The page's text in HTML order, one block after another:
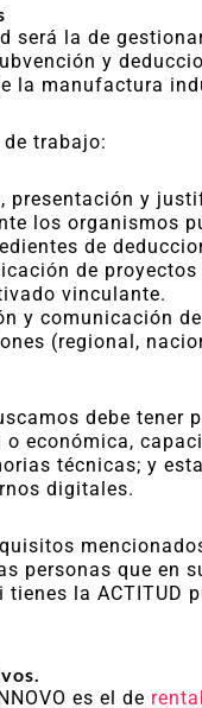
será la de
y
la manufactura
trabajo:
presentación y
los organismos
de
de
vinculante.
y comunicación
(regional,
debe tener
económica,
técnicas; y
digitales.
personas que en
la ACTITUD
es el de